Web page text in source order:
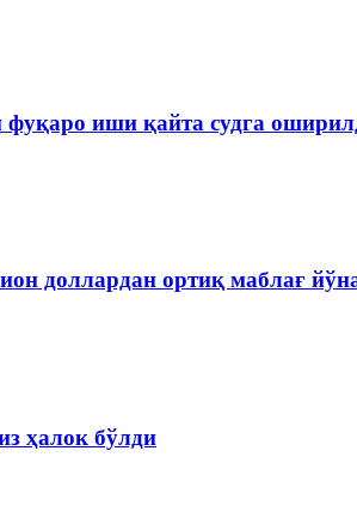
фуқаро иши қайта судга
доллардан ортиқ маблағ
ҳалок бўлди